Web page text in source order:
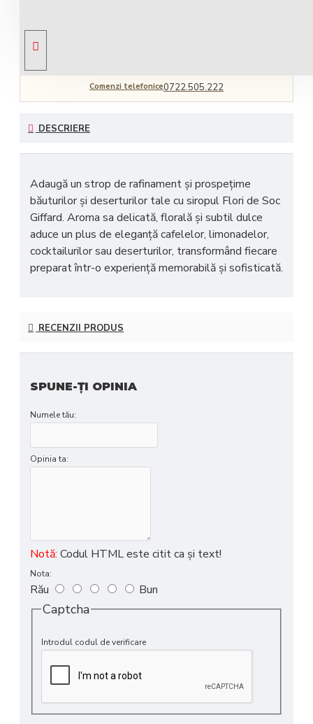
Comenzi telefonice0722.505.222
DESCRIERE
Adaugă un strop de rafinament și prospețime
băuturilor și deserturilor tale cu siropul Flori de Soc
Giffard. Aroma sa delicată, florală și subtil dulce
aduce un plus de eleganță cafelelor, limonadelor,
cocktailurilor sau deserturilor, transformând fiecare
preparat într-o experiență memorabilă și sofisticată.
RECENZII PRODUS
SPUNE-ŢI OPINIA
Numele tău:
Opinia ta:
Notă: Codul HTML este citit ca şi text!
Nota:
Rău Bun
Captcha
Introdul codul de verificare